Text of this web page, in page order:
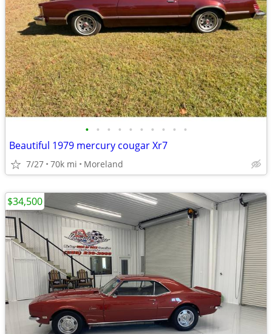
• • • • • • • • • •
Beautiful 1979 mercury cougar Xr7
7/27 70k mi Moreland
$34,500